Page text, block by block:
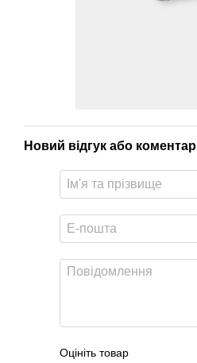
Новий відгук або коментар
Оцініть товар